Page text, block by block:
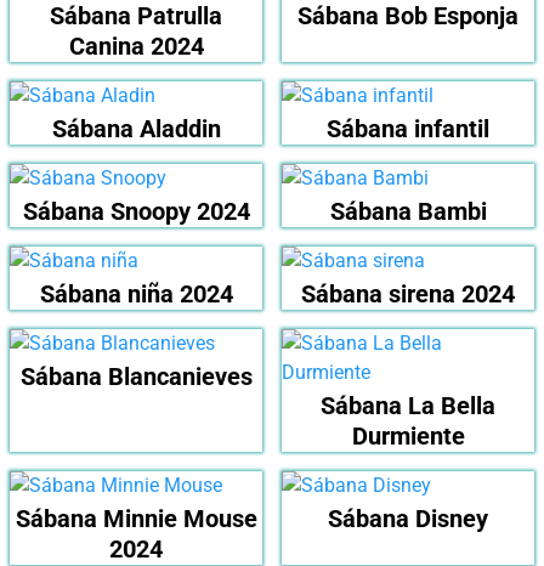
Sábana Patrulla
Canina 2024
Sábana Bob Esponja
Sábana Aladdin Sábana infantil
Sábana Snoopy 2024 Sábana Bambi
Sábana niña 2024 Sábana sirena 2024
Sábana Blancanieves
Sábana La Bella
Durmiente
Sábana Minnie Mouse
2024
Sábana Disney